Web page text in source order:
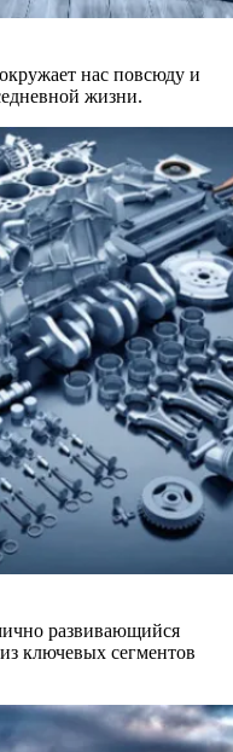
нас повсюду и
жизни.
развивающийся
ключевых сегментов